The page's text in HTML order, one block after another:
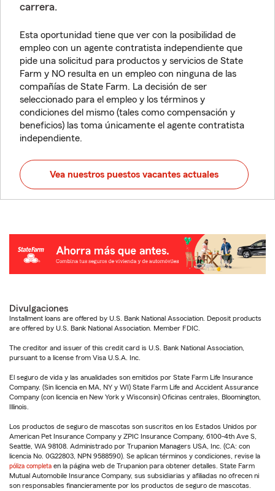
carrera.
Esta oportunidad tiene que ver con la posibilidad de
empleo con un agente contratista independiente que
pide una solicitud para productos y servicios de State
Farm y NO resulta en un empleo con ninguna de las
compañías de State Farm. La decisión de ser
seleccionado para el empleo y los términos y
condiciones del mismo (tales como compensación y
beneficios) las toma únicamente el agente contratista
independiente.
Vea nuestros puestos vacantes actuales
Divulgaciones
Installment loans are offered by U.S. Bank National Association. Deposit products
are offered by U.S. Bank National Association. Member FDIC.
The creditor and issuer of this credit card is U.S. Bank National Association,
pursuant to a license from Visa U.S.A. Inc.
El seguro de vida y las anualidades son emitidos por State Farm Life Insurance
Company. (Sin licencia en MA, NY y WI) State Farm Life and Accident Assurance
Company (con licencia en New York y Wisconsin) Oficinas centrales, Bloomington,
Illinois.
Los productos de seguro de mascotas son suscritos en los Estados Unidos por
American Pet Insurance Company y ZPIC Insurance Company, 6100-4th Ave S,
Seattle, WA 98108. Administrado por Trupanion Managers USA, Inc. (CA: con
licencia No. 0G22803, NPN 9588590). Se aplican términos y condiciones, revise la
póliza completa en la página web de Trupanion para obtener detalles. State Farm
Mutual Automobile Insurance Company, sus subsidiarias y afiliadas no ofrecen ni
son responsables financieramente por los productos de seguro de mascotas.